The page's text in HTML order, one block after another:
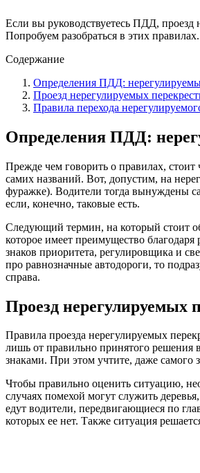
Если вы руководствуетесь ПДД, проезд
Попробуем разобраться в этих правилах.
Содержание
Определения ПДД:
Проезд нерегулируемых
Правила перехода
Определения ПДД:
Прежде чем говорить о правилах, стоит
самих названий. Вот, допустим, на
фуражке). Водители тогда вынуждены
если, конечно, таковые есть.
Следующий термин, на который стоит
которое имеет преимущество
знаков приоритета, регулировщика и
про равнозначные автодороги, то
справа.
Проезд нерегулируемых
Правила проезда нерегулируемых
лишь от правильно принятого решения
знаками. При этом учтите, даже самого
Чтобы правильно оценить ситуацию,
случаях помехой могут служить
едут водители, передвигающиеся по
которых ее нет. Также ситуация